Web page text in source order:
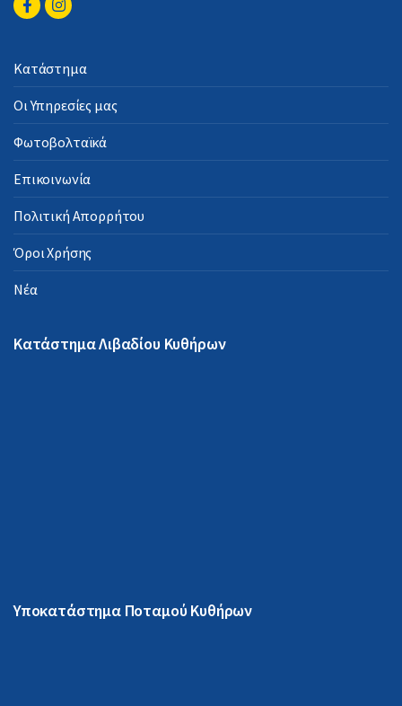
Κατάστημα
Οι Υπηρεσίες μας
Φωτοβολταϊκά
Επικοινωνία
Πολιτική Απορρήτου
Όροι Χρήσης
Νέα
Κατάστημα Λιβαδίου Κυθήρων
Υποκατάστημα Ποταμού Κυθήρων